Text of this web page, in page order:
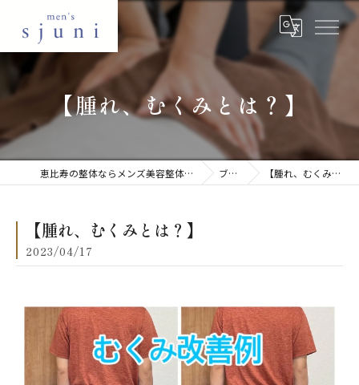
【腫れ、むくみとは？】
恵比寿の整体ならメンズ美容整体 sjuni 恵比寿店 ブログ 【腫れ、むくみとは？】
【腫れ、むくみとは？】
2023/04/17